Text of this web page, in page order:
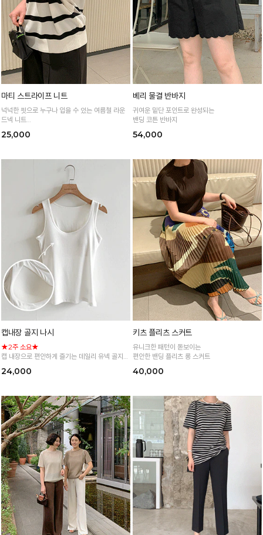
마티 스트라이프 니트
넉넉한 핏으로 누구나 입을 수 있는 여름철 라운
드넥 니트
입어요
25,000
베리 물결 반바지
귀여운 밑단 포인트로 완성되는
밴딩 코튼 반바지
54,000
캡내장 골지 나시
★2주 소요★
캡 내장으로 편안하게 즐기는 데일리 유넥 골지
24,000
키츠 플리츠 스커트
유니크한 패턴이 돋보이는
편안한 밴딩 플리츠 롱 스커트
40,000